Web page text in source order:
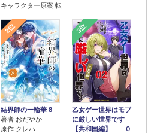
キャラクター原案 転
2位
結界師の一輪華 8
著者 おだやか
原作 クレハ
3位
乙女ゲー世界はモブ
に厳しい世界です
【共和国編】 ０